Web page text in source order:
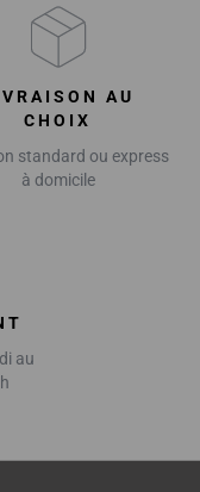
AU
CHOIX
standard ou express
à domicile
au